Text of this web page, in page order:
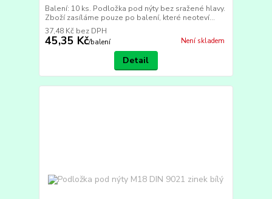
Balení: 10 ks. Podložka pod nýty bez sražené hlavy.
Zboží zasíláme pouze po balení, které neoteví...
45,35 Kč/balení
37,48 Kč bez DPH
Není skladem
Detail